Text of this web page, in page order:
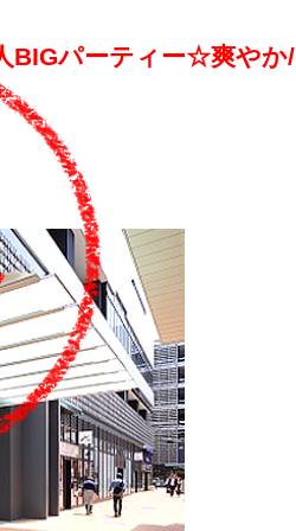
BIGパーティー☆爽やか/